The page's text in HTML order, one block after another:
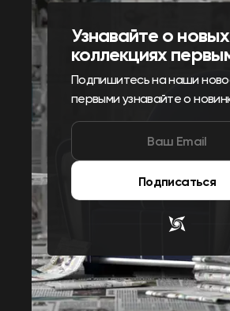
Узнавайте о новых
коллекциях
Подпишитесь на наши
первыми узнавайте о
Подписаться